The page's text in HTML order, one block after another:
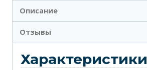
Описание
Отзывы
Характеристики